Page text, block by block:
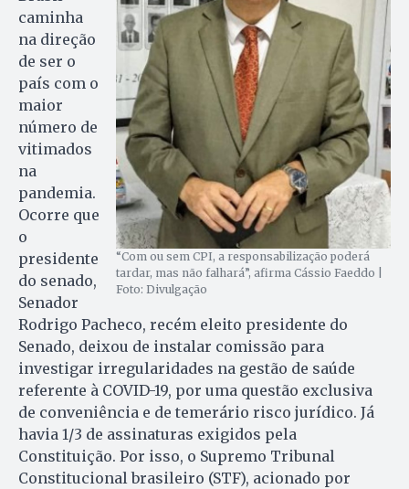
“Com ou sem CPI, a responsabilização poderá
tardar, mas não falhará”, afirma Cássio Faeddo |
Foto: Divulgação
caminha
na direção
de ser o
país com o
maior
número de
vitimados
na
pandemia.
Ocorre que
o
presidente
do senado,
Senador
Rodrigo Pacheco, recém eleito presidente do
Senado, deixou de instalar comissão para
investigar irregularidades na gestão de saúde
referente à COVID-19, por uma questão exclusiva
de conveniência e de temerário risco jurídico. Já
havia 1/3 de assinaturas exigidos pela
Constituição. Por isso, o Supremo Tribunal
Constitucional brasileiro (STF), acionado por